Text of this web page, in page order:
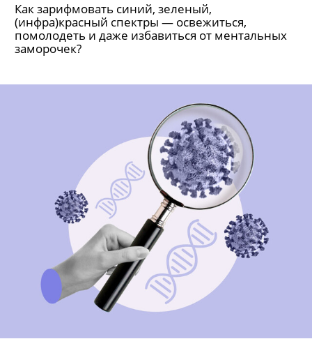
Как зарифмовать синий, зеленый,
(инфра)красный спектры — освежиться,
помолодеть и даже избавиться от ментальных
заморочек?